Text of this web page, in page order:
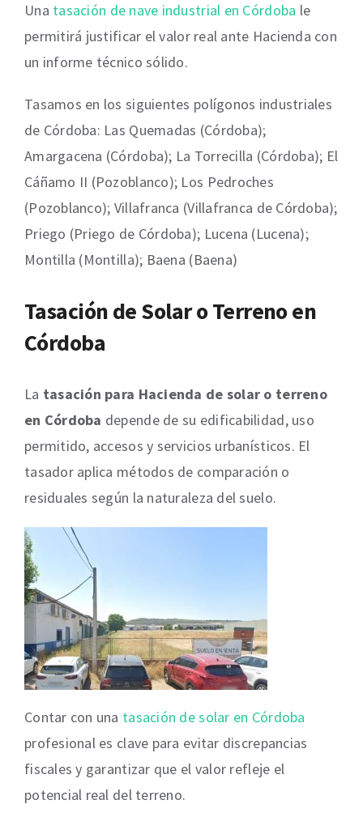
Una tasación de nave industrial en Córdoba le
permitirá justificar el valor real ante Hacienda con
un informe técnico sólido.
Tasamos en los siguientes polígonos industriales
de Córdoba: Las Quemadas (Córdoba);
Amargacena (Córdoba); La Torrecilla (Córdoba); El
Cáñamo II (Pozoblanco); Los Pedroches
(Pozoblanco); Villafranca (Villafranca de Córdoba);
Priego (Priego de Córdoba); Lucena (Lucena);
Montilla (Montilla); Baena (Baena)
Tasación de Solar o Terreno en
Córdoba
La tasación para Hacienda de solar o terreno
en Córdoba depende de su edificabilidad, uso
permitido, accesos y servicios urbanísticos. El
tasador aplica métodos de comparación o
residuales según la naturaleza del suelo.
Contar con una tasación de solar en Córdoba
profesional es clave para evitar discrepancias
fiscales y garantizar que el valor refleje el
potencial real del terreno.